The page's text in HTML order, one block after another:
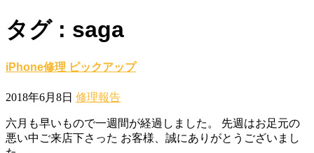
タグ : saga
iPhone修理 ピックアップ
2018年6月8日 修理報告
六月も早いもので一週間が経過しました。 先週はお足元の
悪い中ご来店下さった お客様、誠にありがとうございまし